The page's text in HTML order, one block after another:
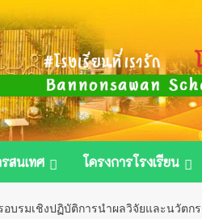
สนเทศ โครงการโรงเรียน
บรมเชิงปฏิบัติการนำผลวิจัยและนวัต